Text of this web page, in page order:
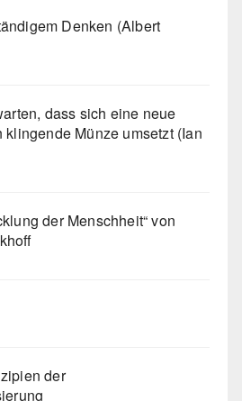
Denken (Albert
dass sich eine neue
klingende Münze umsetzt (Ian
der Menschheit“ von
der